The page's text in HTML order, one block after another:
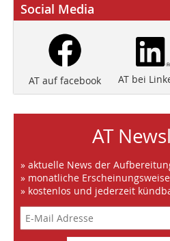
Social Media
AT auf facebook AT bei
AT
» aktuelle News der
» monatliche Erscheinungsweise
» kostenlos und jederzeit